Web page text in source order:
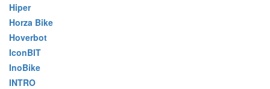
Hiper
Horza Bike
Hoverbot
IconBIT
InoBike
INTRO